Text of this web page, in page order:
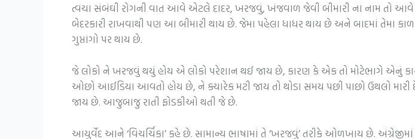
ત્વચા સંબંઘી રોગની વાત આવે એટલે દાદર, ખરજવું, ખંજવાળ જેવી બીમારી ના નામ તો
બેદરકારી રાખવાથી પણ આ બીમારી થાય છે. જેમા પહેલા ધાધર થાય છે અને બાદમાં તેમા
ગુપ્તાંગો પર થાય છે.
જે લોકો ને ખરજવું થયું હોય એ લોકો પરેશાન થઈ જાય છે, કારણ કે એક તો મોટેભાગે એનું
ઓછો આઈડિયા આવતો હોય છે, ને ક્યારેક મટી જાય તો થોડા સમય પછી પાછો ઉથલો
જાય છે. આજુબાજુ રાતી ફોડકીઓ થતી જે છે.
આયુર્વેદ આને ‘વિચર્ચિકા’ કહે છે. સામાન્ય ભાષામાં તે ‘ખરજવું’ તરીકે ઓળખાય છે.